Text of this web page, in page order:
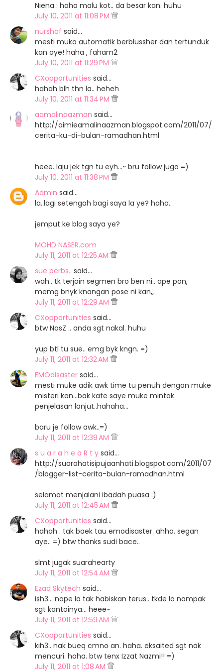
Niena : haha malu kot.. da besar kan. huhu
July 10, 2011 at 11:08 PM
nurshaf said…
mesti muka automatik berblussher dan tertunduk
kan aye! haha , faham2
July 10, 2011 at 11:29 PM
CXopportunities said…
hahah blh thn la.. heheh
July 10, 2011 at 11:34 PM
aamalinaazman said…
http://aimieamalinaazman.blogspot.com/2011/07/
cerita-ku-di-bulan-ramadhan.html
heee. laju jek tgn tu eyh...~ bru follow juga =)
July 10, 2011 at 11:38 PM
Admin said…
la..lagi setengah bagi saya la ye? haha..
jemput ke blog saya ye?
MOHD NASER.com
July 11, 2011 at 12:25 AM
sue perbs.. said…
wah.. tk terjoin segmen bro ben ni.. ape pon,
memg bnyk knangan pose ni kan,,
July 11, 2011 at 12:29 AM
CXopportunities said…
btw NasZ .. anda sgt nakal. huhu
yup btl tu sue.. emg byk kngn. =)
July 11, 2011 at 12:32 AM
EMOdisaster said…
mesti muke adik awk time tu penuh dengan muke
misteri kan...bak kate saye muke mintak
penjelasan lanjut..hahaha...
baru je follow awk..=)
July 11, 2011 at 12:39 AM
s u a r a h e a R t y said…
http://suarahatisipujaanhati.blogspot.com/2011/07
/blogger-list-cerita-bulan-ramadhan.html
selamat menjalani ibadah puasa :)
July 11, 2011 at 12:45 AM
CXopportunities said…
hahah . tak baek tau emodisaster. ahha. segan
aye.. =) btw thanks sudi bace..
slmt jugak suarahearty
July 11, 2011 at 12:54 AM
Ezad Skytech said…
ish3... nape la tak habiskan terus.. tkde la nampak
sgt kantoinya... heee~
July 11, 2011 at 12:59 AM
CXopportunities said…
kih3.. nak bueq cmno an. haha. eksaited sgt nak
mencuri. haha. btw tenx Izzat Nazmi!! =)
July 11, 2011 at 1:08 AM